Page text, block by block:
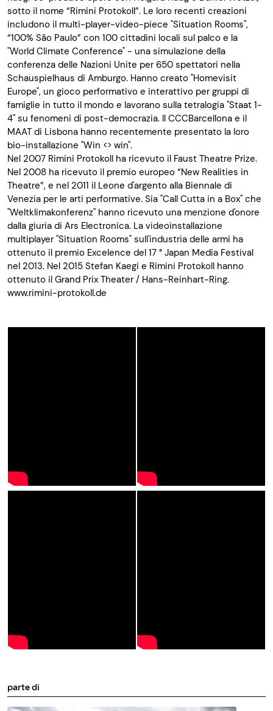
sotto il nome “Rimini Protokoll”. Le loro recenti creazioni
includono il multi-player-video-piece "Situation Rooms",
“100% São Paulo” con 100 cittadini locali sul palco e la
"World Climate Conference" - una simulazione della
conferenza delle Nazioni Unite per 650 spettatori nella
Schauspielhaus di Amburgo. Hanno creato "Homevisit
Europe", un gioco performativo e interattivo per gruppi di
famiglie in tutto il mondo e lavorano sulla tetralogia "Staat 1-
4" su fenomeni di post-democrazia. Il CCCBarcellona e il
MAAT di Lisbona hanno recentemente presentato la loro
bio-installazione "Win <> win".
Nel 2007 Rimini Protokoll ha ricevuto il Faust Theatre Prize.
Nel 2008 ha ricevuto il premio europeo “New Realities in
Theatre”, e nel 2011 il Leone d'argento alla Biennale di
Venezia per le arti performative. Sia "Call Cutta in a Box" che
"Weltklimakonferenz" hanno ricevuto una menzione d'onore
dalla giuria di Ars Electronica. La videoinstallazione
multiplayer "Situation Rooms" sull'industria delle armi ha
ottenuto il premio Excelence del 17 ° Japan Media Festival
nel 2013. Nel 2015 Stefan Kaegi e Rimini Protokoll hanno
ottenuto il Grand Prix Theater / Hans-Reinhart-Ring.
www.rimini-protokoll.de
parte di